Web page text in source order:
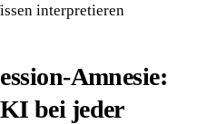
interpretieren
Amnesie:
bei jeder